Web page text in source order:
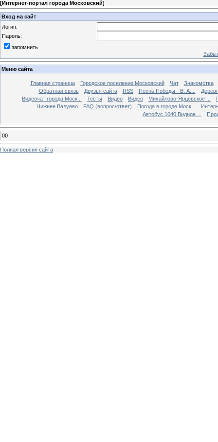
[Интернет-портал города Московский]
Вход на сайт
Логин:
Пароль:
запомнить
Меню сайта
Главная страница Городское поселение Московский Чат
Знакомства
Обратная связь
Друзья сайта RSS Песнь Победы - В. А....
Видеочат города Моск...
Тесты Видео Видео Михайлово-Ярцевское ...
Нижнее Валуево
FAQ (вопрос/ответ) Погода в городе Моск...
Автобус 1040 Видное ...
00
Полная версия сайта